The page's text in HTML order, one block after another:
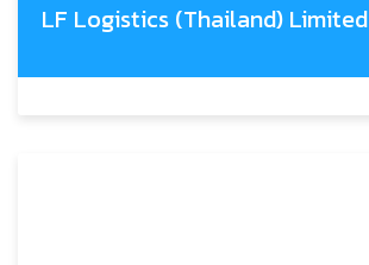
LF Logistics (Thailand) Limited